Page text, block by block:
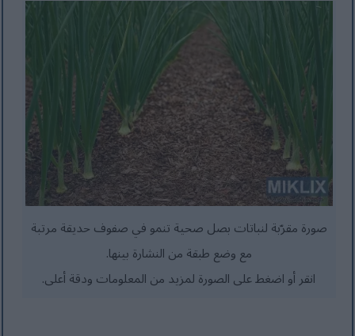
صورة مقرّبة لنباتات بصل صحية تنمو في صفوف حديقة مرتبة
مع وضع طبقة من النشارة بينها.
انقر أو اضغط على الصورة لمزيد من المعلومات ودقة أعلى.